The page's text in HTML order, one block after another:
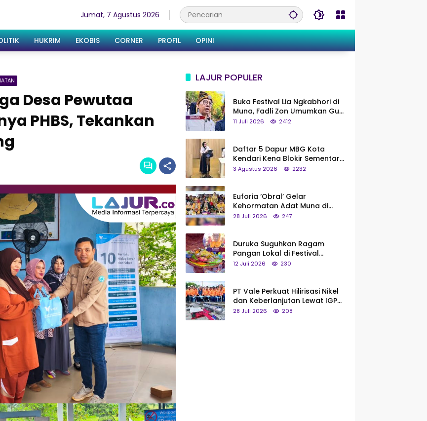
Jumat, 7 Agustus 2026
HUKRIM EKOBIS CORNER PROFIL OPINI
Desa Pewutaa
PHBS, Tekankan
LAJUR POPULER
Buka Festival Lia Ngkabhori di
Muna, Fadli Zon Umumkan Gua
Metanduno Segera Naik Status
11 Juli 2026 2412
Daftar 5 Dapur MBG Kota
Kendari Kena Blokir Sementara
dari Pusat
3 Agustus 2026 2232
Euforia ‘Obral’ Gelar
Kehormatan Adat Muna di
Silaturahmi KKMM, Ridwan Bae:
28 Juli 2026 247
Duruka Suguhkan Ragam
Pangan Lokal di Festival
Liangkobhori, Dari Umbi Rebus
12 Juli 2026 230
PT Vale Perkuat Hilirisasi Nikel
dan Keberlanjutan Lewat IGP
Morowali
28 Juli 2026 208